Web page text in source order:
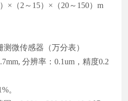
×（2～15）×（20～150）m
微传感器（万分表）
分辨率：0.1um，精度0.2
。